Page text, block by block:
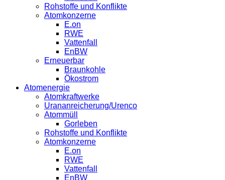
Rohstoffe und Konflikte
Atomkonzerne
E.on
RWE
Vattenfall
EnBW
Erneuerbar
Braunkohle
Ökostrom
Atomenergie
Atomkraftwerke
Urananreicherung/Urenco
Atommüll
Gorleben
Rohstoffe und Konflikte
Atomkonzerne
E.on
RWE
Vattenfall
EnBW